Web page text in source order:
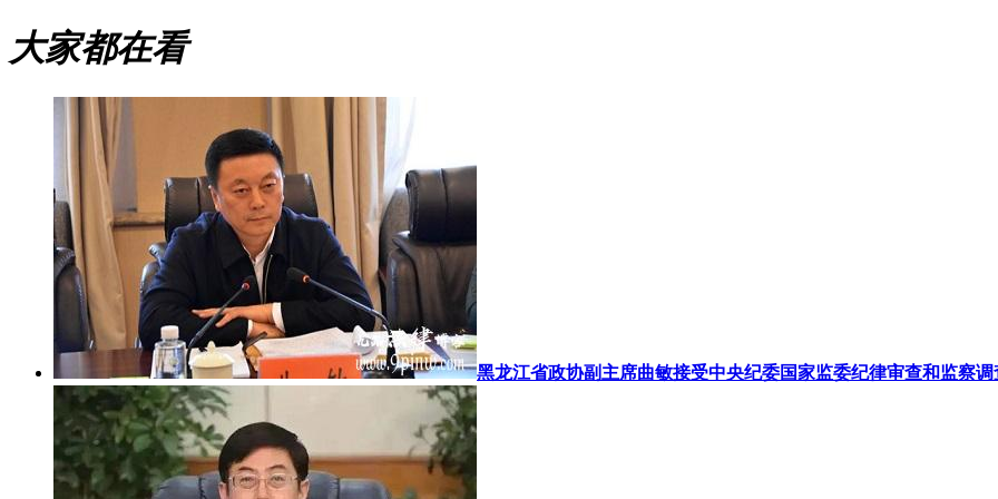
大家都在看
黑龙江省政协副主席曲敏接受中央纪委国家监委纪律审查和监察调